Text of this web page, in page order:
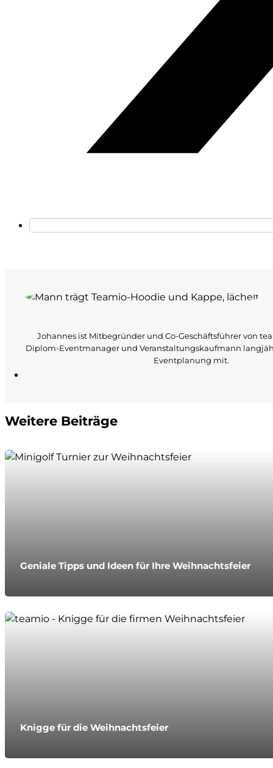
Johannes ist Mitbegründer und Co-Geschäftsführer von
Diplom-Eventmanager und Veranstaltungskaufmann
Eventplanung mit.
Weitere Beiträge
Geniale Tipps und Ideen für Ihre Weihnachtsfeier
Knigge für die Weihnachtsfeier